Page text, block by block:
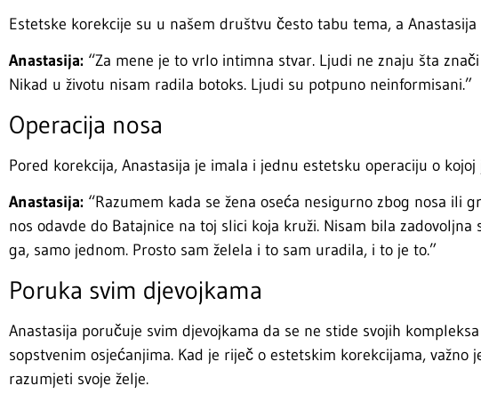
Estetske korekcije su u našem društvu često tabu tema, a
Anastasija: “Za mene je to vrlo intimna stvar. Ljudi ne znaju šta
Nikad u životu nisam radila botoks. Ljudi su potpuno neinformisani.”
Operacija nosa
Pored korekcija, Anastasija je imala i jednu estetsku operaciju o
Anastasija: “Razumem kada se žena oseća nesigurno zbog nosa ili
nos odavde do Batajnice na toj slici koja kruži. Nisam bila zadovoljna
ga, samo jednom. Prosto sam želela i to sam uradila, i to je to.”
Poruka svim djevojkama
Anastasija poručuje svim djevojkama da se ne stide svojih
sopstvenim osjećanjima. Kad je riječ o estetskim korekcijama,
razumjeti svoje želje.